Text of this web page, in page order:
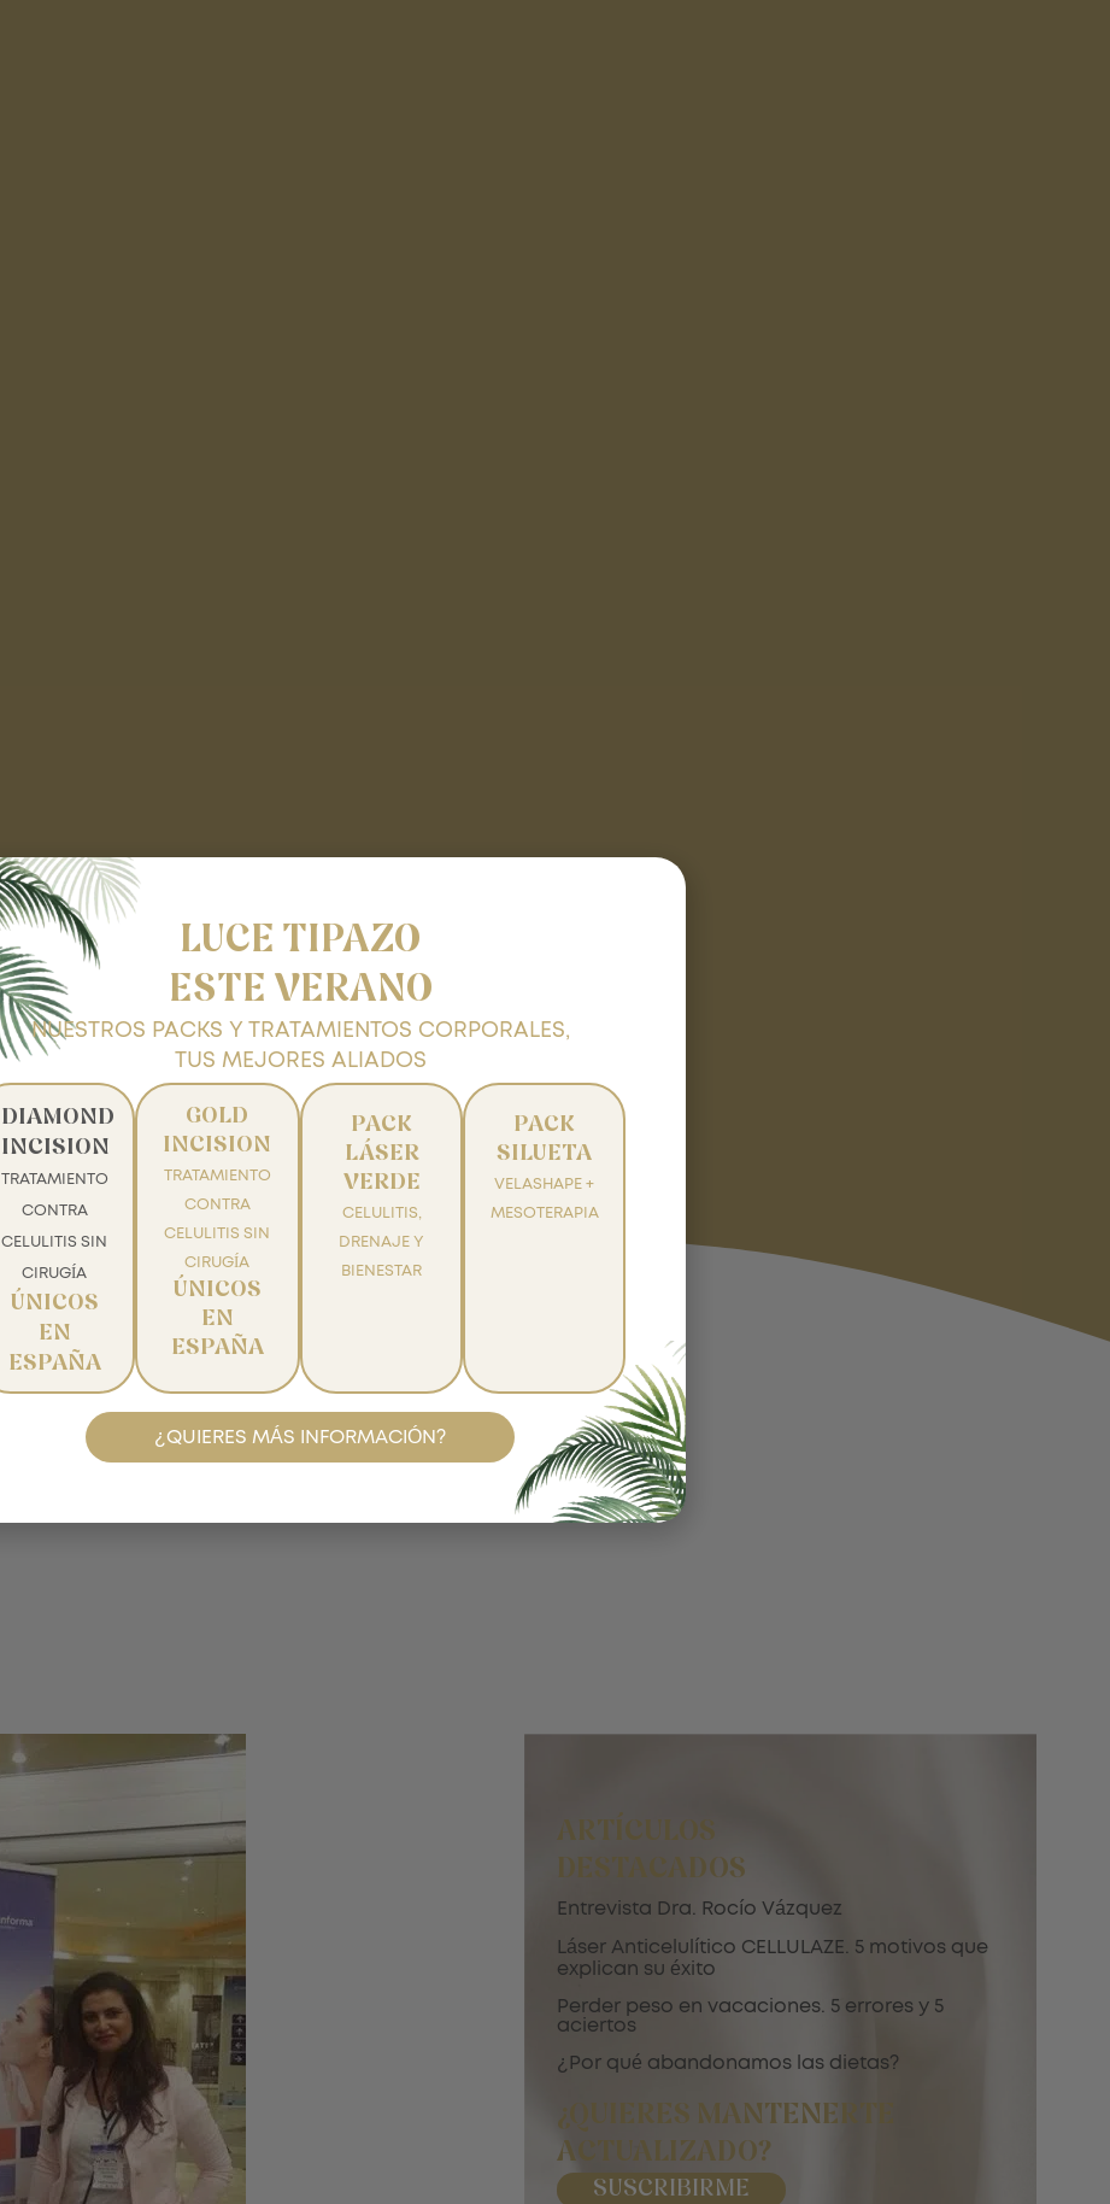
ARTÍCULOS
DESTACADOS
Entrevista Dra. Rocío Vázquez
Láser Anticelulítico CELLULAZE. 5 motivos que
explican su éxito
Perder peso en vacaciones. 5 errores y 5
aciertos
¿Por qué abandonamos las dietas?
¿QUIERES MANTENERTE
ACTUALIZADO?
SUSCRIBIRME
LUCE TIPAZO
ESTE VERANO
NUESTROS PACKS Y TRATAMIENTOS CORPORALES,
TUS MEJORES ALIADOS
DIAMOND
INCISION
TRATAMIENTO
CONTRA
CELULITIS SIN
CIRUGÍA
ÚNICOS
EN
ESPAÑA
GOLD
INCISION
TRATAMIENTO
CONTRA
CELULITIS SIN
CIRUGÍA
ÚNICOS
EN
ESPAÑA
PACK
LÁSER
VERDE
CELULITIS,
DRENAJE Y
BIENESTAR
PACK
SILUETA
VELASHAPE +
MESOTERAPIA
¿QUIERES MÁS INFORMACIÓN?